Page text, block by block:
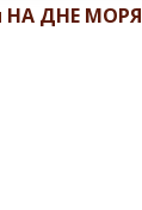
НА ДНЕ